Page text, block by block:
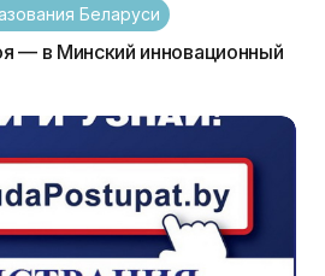
Беларуси
— в Минский инновационный